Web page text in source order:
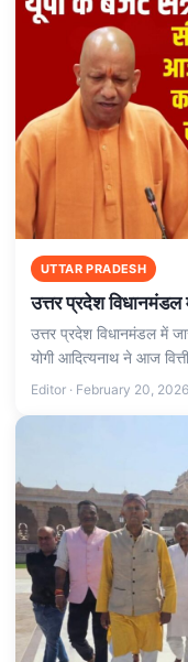
UTTAR PRADESH
उत्तर प्रदेश
उत्तर प्रदेश विधानमंडल में
योगी आदित्यनाथ ने आज
Editor · February 20, 2026